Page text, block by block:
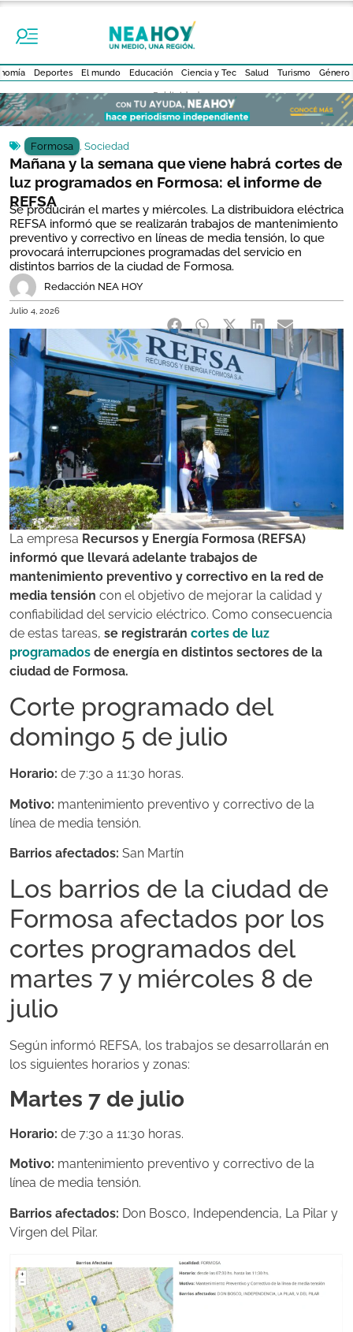
Deportes El mundo Educación Ciencia y Tec Salud Turismo Género
- Publicidad -
Formosa Sociedad
Mañana y la semana que viene habrá cortes de
luz programados en Formosa: el informe de
REFSA
Se producirán el martes y miércoles. La distribuidora eléctrica
REFSA informó que se realizarán trabajos de mantenimiento
preventivo y correctivo en líneas de media tensión, lo que
provocará interrupciones programadas del servicio en
distintos barrios de la ciudad de Formosa.
Redacción NEA HOY
Julio 4, 2026
La empresa Recursos y Energía Formosa (REFSA)
informó que llevará adelante trabajos de
mantenimiento preventivo y correctivo en la red de
media tensión con el objetivo de mejorar la calidad y
confiabilidad del servicio eléctrico. Como consecuencia
de estas tareas, se registrarán cortes de luz
programados de energía en distintos sectores de la
ciudad de Formosa.
Corte programado del
domingo 5 de julio
Horario: de 7:30 a 11:30 horas.
Motivo: mantenimiento preventivo y correctivo de la
línea de media tensión.
Barrios afectados: San Martín
Los barrios de la ciudad de
Formosa afectados por los
cortes programados del
martes 7 y miércoles 8 de
julio
Según informó REFSA, los trabajos se desarrollarán en
los siguientes horarios y zonas:
Martes 7 de julio
Horario: de 7:30 a 11:30 horas.
Motivo: mantenimiento preventivo y correctivo de la
línea de media tensión.
Barrios afectados: Don Bosco, Independencia, La Pilar y
Virgen del Pilar.